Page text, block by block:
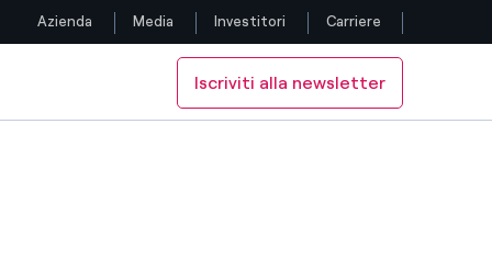
Seguici
Azienda Media Investitori Carriere
Iscriviti alla newsletter